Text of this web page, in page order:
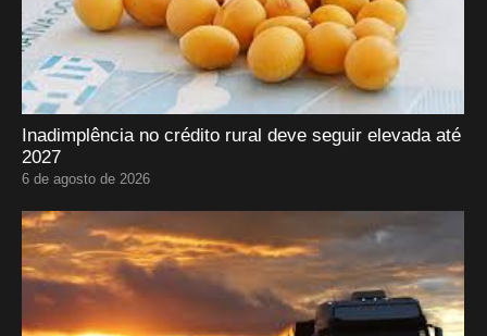
Inadimplência no crédito rural deve seguir elevada até
2027
6 de agosto de 2026